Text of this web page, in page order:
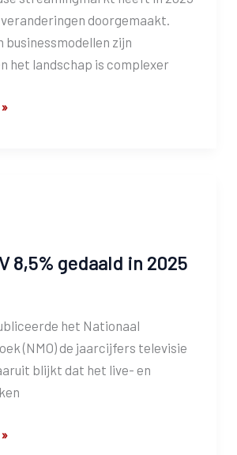
doorgemaakt.
businessmodellen zijn
het landschap is complexer
8,5% gedaald in 2025
het Nationaal
(NMO) de jaarcijfers televisie
blijkt dat het live- en